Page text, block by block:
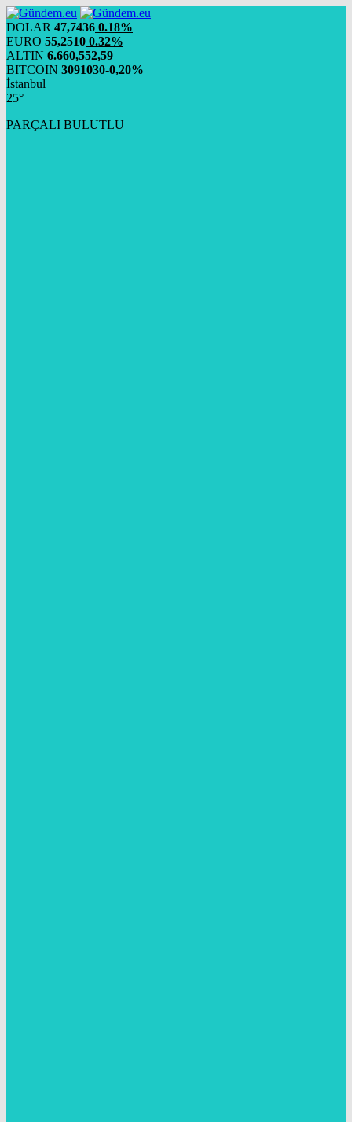
DOLAR 47,7436 0.18%
EURO 55,2510 0.32%
ALTIN 6.660,552,59
BITCOIN 3091030-0,20%
İstanbul
25°
PARÇALI BULUTLU